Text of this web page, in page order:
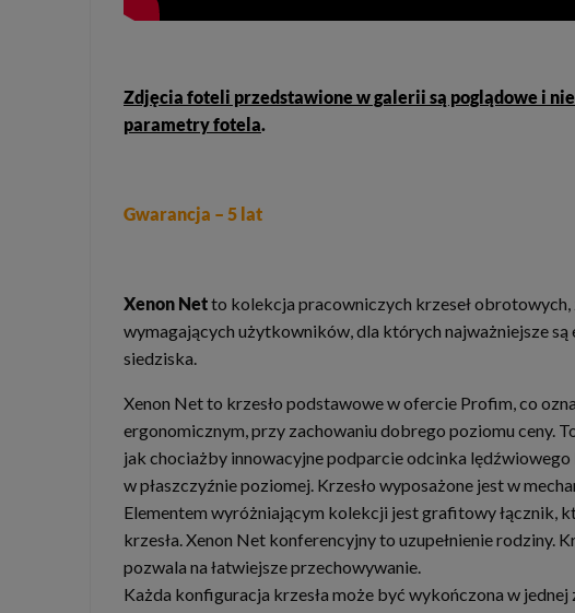
Zdjęcia foteli przedstawione w galerii są poglądowe i
parametry fotela.
Gwarancja – 5 lat
Xenon Netto kolekcja pracowniczych krzeseł
wymagających użytkowników, dla których najważniejsze
siedziska.
Xenon Net to krzesło podstawowe w ofercie Profim, co
ergonomicznym, przy zachowaniu dobrego poziomu ceny.
jak chociażby innowacyjne podparcie odcinka
w płaszczyźnie poziomej. Krzesło wyposażone jest w
Elementem wyróżniającym kolekcji jest grafitowy łącznik,
krzesła. Xenon Net konferencyjny to uzupełnienie
pozwala na łatwiejsze przechowywanie.
Każda konfiguracja krzesła może być wykończona w